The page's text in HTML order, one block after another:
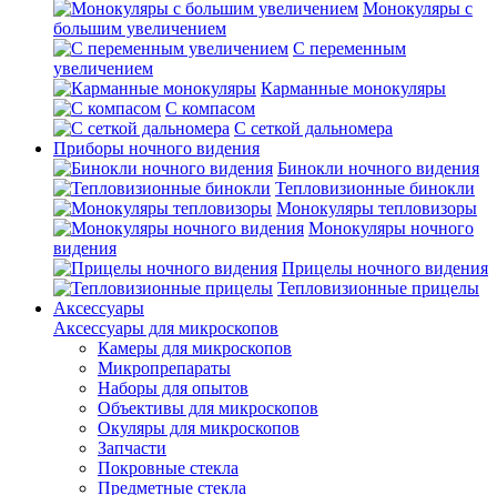
Монокуляры с
большим увеличением
С переменным
увеличением
Карманные монокуляры
С компасом
С сеткой дальномера
Приборы ночного видения
Бинокли ночного видения
Тепловизионные бинокли
Монокуляры тепловизоры
Монокуляры ночного
видения
Прицелы ночного видения
Тепловизионные прицелы
Аксессуары
Аксессуары для микроскопов
Камеры для микроскопов
Микропрепараты
Наборы для опытов
Объективы для микроскопов
Окуляры для микроскопов
Запчасти
Покровные стекла
Предметные стекла